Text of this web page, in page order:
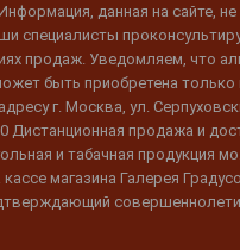
данная на сайте, не
специалисты
продаж. Уведомляем, что
быть приобретена только
г. Москва, ул.
Дистанционная продажа и
и табачная продукция
магазина Галерея